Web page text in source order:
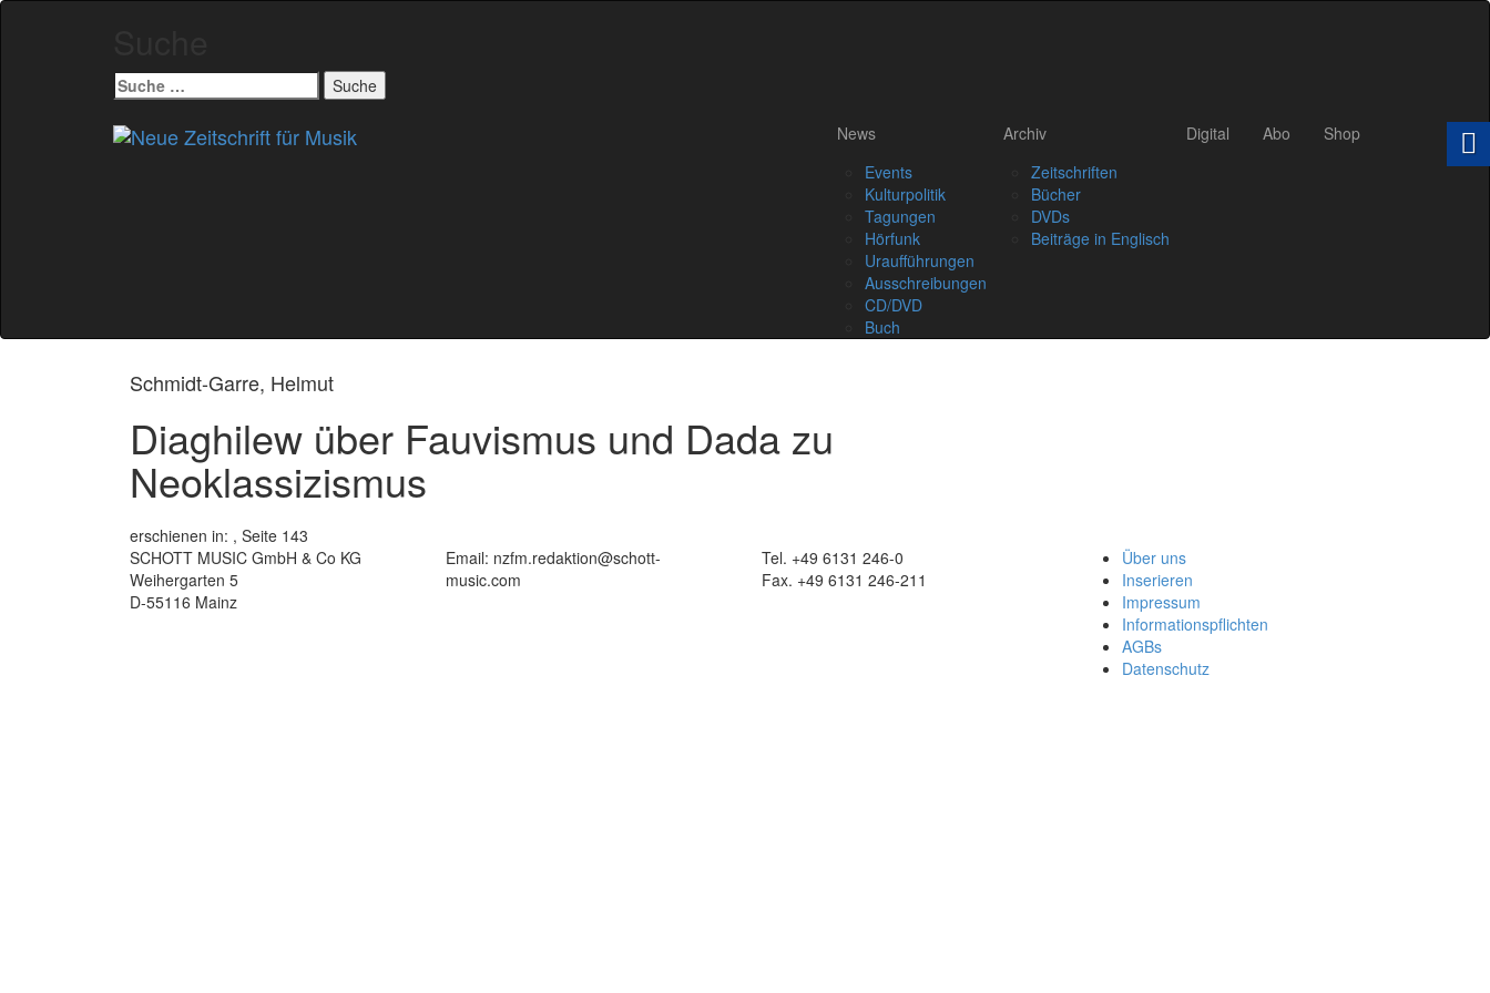
Suche
nach:
News
Events
Kulturpolitik
Tagungen
Hörfunk
Uraufführungen
Ausschreibungen
CD/DVD
Buch
Archiv
Zeitschriften
Bücher
DVDs
Beiträge in Englisch
Digital Abo Shop
Schmidt-Garre, Helmut
Diaghilew über Fauvismus und Dada zu
Neoklassizismus
erschienen in: , Seite 143
SCHOTT MUSIC GmbH & Co KG
Weihergarten 5
D-55116 Mainz
Email: nzfm.redaktion@schott-
music.com
Tel. +49 6131 246-0
Fax. +49 6131 246-211
Über uns
Inserieren
Impressum
Informationspflichten
AGBs
Datenschutz